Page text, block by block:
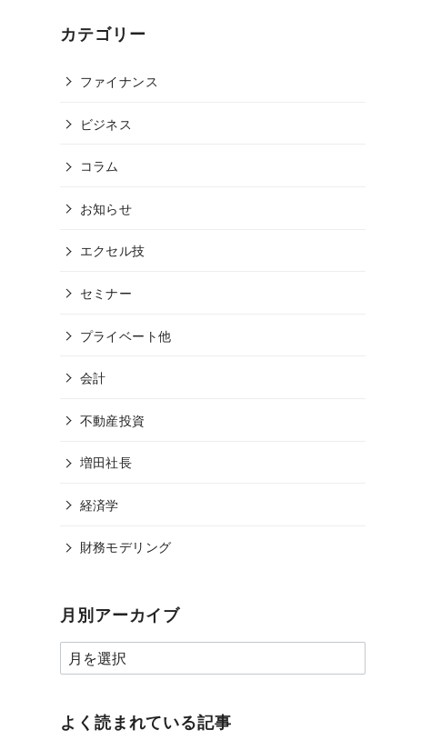
カテゴリー
ファイナンス
ビジネス
コラム
お知らせ
エクセル技
セミナー
プライベート他
会計
不動産投資
増田社長
経済学
財務モデリング
月別アーカイブ
よく読まれている記事